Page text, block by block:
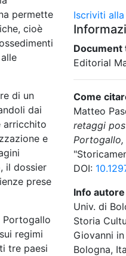
permette
cioè
di un
dai
arricchito
e
il dossier
prese
Portogallo
regimi
tre paesi
Iscriviti
Document
Editorial
Come
Matteo
retaggi
Portogallo,
DOI:
Info autore
Univ. di
Storia
Giovanni
Bologna,